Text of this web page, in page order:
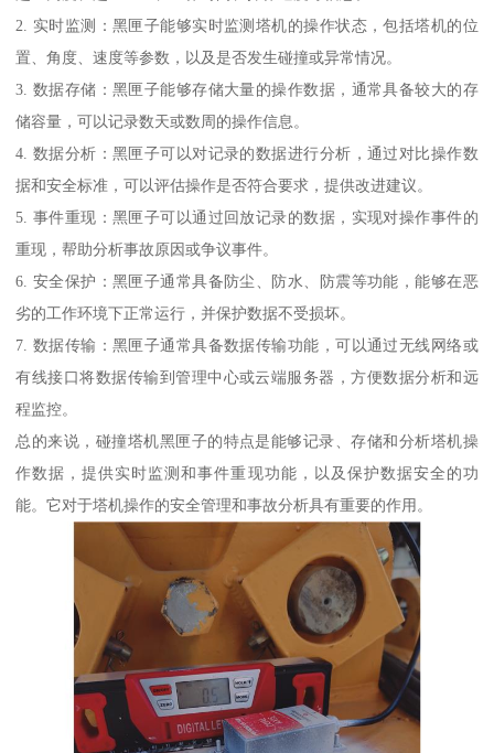
2. 实时监测：黑匣子能够实时监测塔机的操作状态，包括塔机的位
置、角度、速度等参数，以及是否发生碰撞或异常情况。
3. 数据存储：黑匣子能够存储大量的操作数据，通常具备较大的存
储容量，可以记录数天或数周的操作信息。
4. 数据分析：黑匣子可以对记录的数据进行分析，通过对比操作数
据和安全标准，可以评估操作是否符合要求，提供改进建议。
5. 事件重现：黑匣子可以通过回放记录的数据，实现对操作事件的
重现，帮助分析事故原因或争议事件。
6. 安全保护：黑匣子通常具备防尘、防水、防震等功能，能够在恶
劣的工作环境下正常运行，并保护数据不受损坏。
7. 数据传输：黑匣子通常具备数据传输功能，可以通过无线网络或
有线接口将数据传输到管理中心或云端服务器，方便数据分析和远
程监控。
总的来说，碰撞塔机黑匣子的特点是能够记录、存储和分析塔机操
作数据，提供实时监测和事件重现功能，以及保护数据安全的功
能。它对于塔机操作的安全管理和事故分析具有重要的作用。